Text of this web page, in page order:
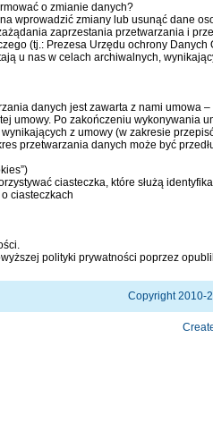
o zmianie danych?
wprowadzić zmiany lub usunąć dane
zaprzestania przetwarzania i
(tj.: Prezesa Urzędu ochrony
u nas w celach archiwalnych,
danych jest zawarta z nami umowa
umowy. Po zakończeniu wykonywania
z umowy (w zakresie
przetwarzania danych może być
ciasteczka, które służą
ciasteczkach
polityki prywatności poprzez
Copyright 2010-